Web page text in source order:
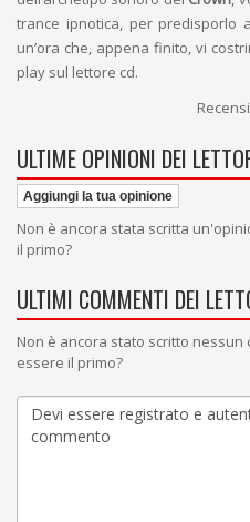
trance ipnotica, per predisporlo
un’ora che, appena finito, vi
play sul lettore cd.
ULTIME OPINIONI DEI
Aggiungi la tua opinione
Non è ancora stata scritta
il primo?
ULTIMI COMMENTI DEI
Non è ancora stato scritto
essere il primo?